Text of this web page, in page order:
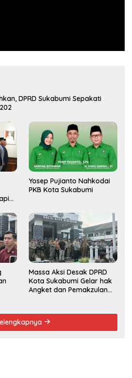
DPRD Sukabumi Sepakati
Yosep Pujianto Nahkodai
PKB Kota Sukabumi
Massa Aksi Desak DPRD
Kota Sukabumi Gelar hak
Angket dan Pemakzulan